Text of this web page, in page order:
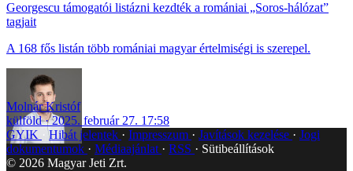
Georgescu támogatói listázni kezdték a romániai „Soros-hálózat”
tagjait
A 168 fős listán több romániai magyar értelmiségi is szerepel.
Molnár Kristóf
külföld
2025. február 27. 17:58
GYIK
Hibát jelentek Impresszum Javítások kezelése
Jogi
dokumentumok
Médiaajánlat RSS
Sütibeállítások
© 2026 Magyar Jeti Zrt.